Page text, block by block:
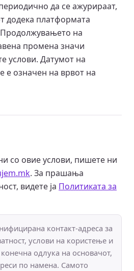
да се ажурираат,
додека платформата
на
промена значи
услови. Датумот на
е означен на врвот на
со овие услови, пишете ни
. За прашања
видете ја Политиката за
контакт-адреса за
услови на користење и
одлука на основачот,
по намена. Самото